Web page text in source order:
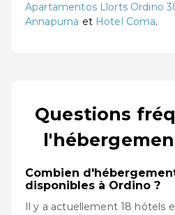
Apartamentos Llorts Ordino
Annapurna et Hotel Coma.
Questions
Combien
disponibles à Ordino ?
Il y a actuellement 18 hôtels